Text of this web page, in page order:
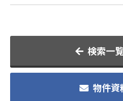
検索一
物件資